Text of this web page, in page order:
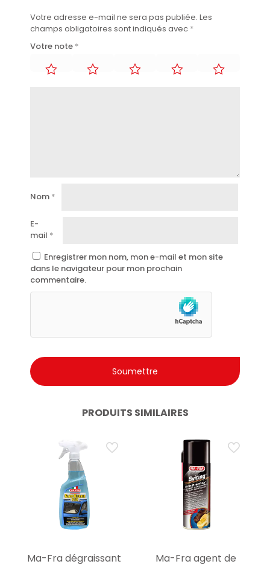
Votre adresse e-mail ne sera pas publiée. Les
champs obligatoires sont indiqués avec *
Votre note *
Nom *
E-
mail *
Enregistrer mon nom, mon e-mail et mon site
dans le navigateur pour mon prochain
commentaire.
PRODUITS SIMILAIRES
Ma-Fra dégraissant
Ma-Fra agent de